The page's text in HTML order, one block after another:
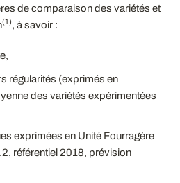
de comparaison des variétés et
(1), à savoir :
régularités (exprimés en
des variétés expérimentées
exprimées en Unité Fourragère
référentiel 2018, prévision